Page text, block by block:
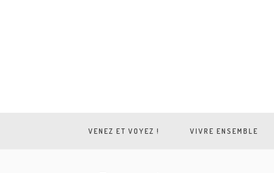
VENEZ ET VOYEZ ! VIVRE ENSEMBLE